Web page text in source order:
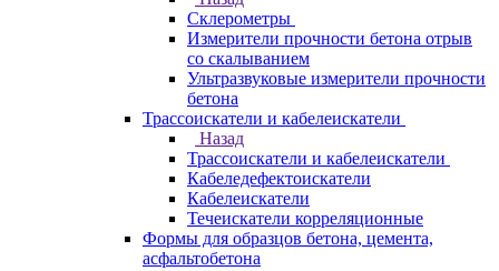
Склерометры
Измерители прочности бетона отрыв
со скалыванием
Ультразвуковые измерители прочности
бетона
Трассоискатели и кабелеискатели
Назад
Трассоискатели и кабелеискатели
Кабеледефектоискатели
Кабелеискатели
Течеискатели корреляционные
Формы для образцов бетона, цемента,
асфальтобетона